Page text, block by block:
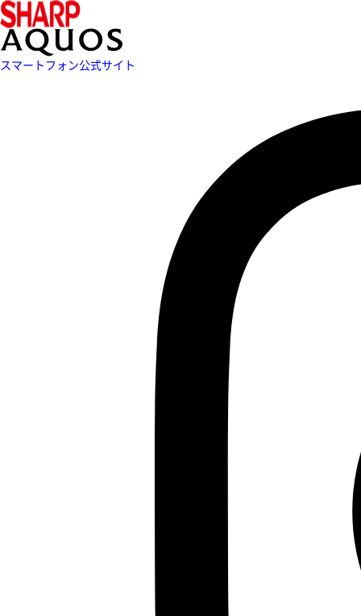
スマートフォン公式サイト